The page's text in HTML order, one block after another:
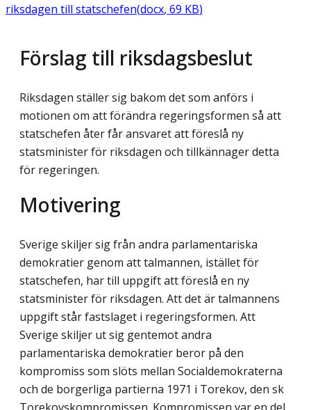
riksdagen till statschefen(docx, 69 KB)
Förslag till riksdagsbeslut
Riksdagen ställer sig bakom det som anförs i
motionen om att förändra regeringsformen så att
statschefen åter får ansvaret att föreslå ny
statsminister för riksdagen och tillkännager detta
för regeringen.
Motivering
Sverige skiljer sig från andra parlamentariska
demokratier genom att talmannen, istället för
statschefen, har till uppgift att föreslå en ny
statsminister för riksdagen. Att det är talmannens
uppgift står fastslaget i regeringsformen. Att
Sverige skiljer ut sig gentemot andra
parlamentariska demokratier beror på den
kompromiss som slöts mellan Social­demokraterna
och de borgerliga partierna 1971 i Torekov, den sk